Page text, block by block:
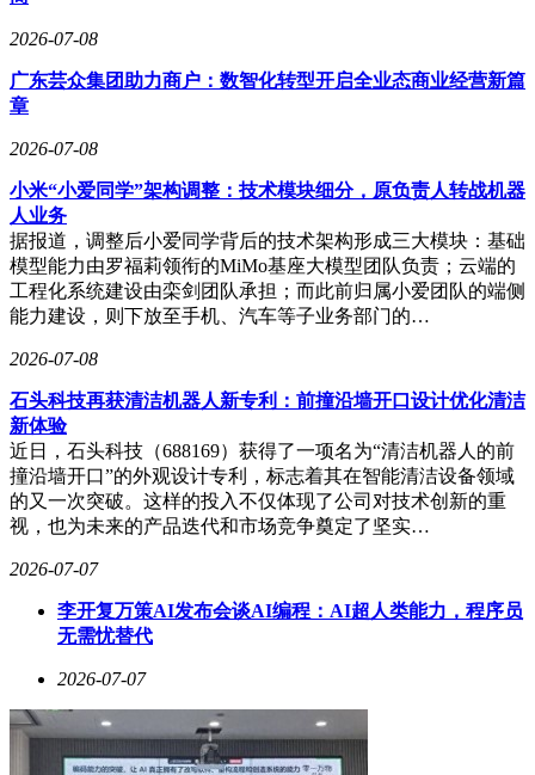
2026-07-08
广东芸众集团助力商户：数智化转型开启全业态商业经营新篇
章
2026-07-08
小米“小爱同学”架构调整：技术模块细分，原负责人转战机器
人业务
据报道，调整后小爱同学背后的技术架构形成三大模块：基础
模型能力由罗福莉领衔的MiMo基座大模型团队负责；云端的
工程化系统建设由栾剑团队承担；而此前归属小爱团队的端侧
能力建设，则下放至手机、汽车等子业务部门的…
2026-07-08
石头科技再获清洁机器人新专利：前撞沿墙开口设计优化清洁
新体验
近日，石头科技（688169）获得了一项名为“清洁机器人的前
撞沿墙开口”的外观设计专利，标志着其在智能清洁设备领域
的又一次突破。这样的投入不仅体现了公司对技术创新的重
视，也为未来的产品迭代和市场竞争奠定了坚实…
2026-07-07
李开复万策AI发布会谈AI编程：AI超人类能力，程序员
无需忧替代
2026-07-07